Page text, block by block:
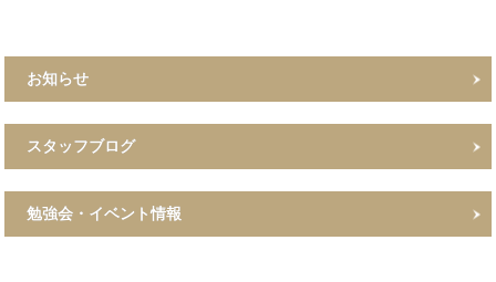
お知らせ
スタッフブログ
勉強会・イベント情報